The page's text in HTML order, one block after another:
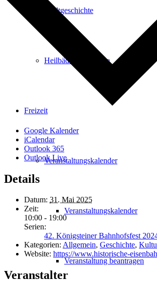
Stadtgeschichte
Heilbäder & Kurorte
Freizeit
Veranstaltungskalender
Veranstaltungskalender
Veranstaltung beantragen
Google Kalender
iCalendar
Outlook 365
Outlook Live
Details
Datum: 31. Mai 2025
Zeit:
10:00 - 19:00
Serien:
42. Königsteiner Bahnhofsfest
Kategorien: Allgemein, Geschichte,
Website: https://www.historische-
Veranstalter